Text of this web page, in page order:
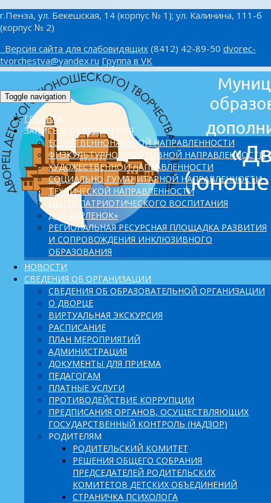
г.Пенза, ул. Бекешская, 14 (корпус № 1); ул. Калинина, 111-б
(корпус № 2)
Версия сайта для слабовидящих (8412) 42-89-50 dvorec-
tvorchestva@yandex.ru Группа в VK
Toggle navigation
ГЛАВНАЯ
ЗАПИСЬ В ОБЪЕДИНЕНИЯ
ЕСТЕСТВЕННОНАУЧНОЙ НАПРАВЛЕННОСТИ
ФИЗКУЛЬТУРНО-СПОРТИВНОЙ НАПРАВЛЕННОСТИ
ХУДОЖЕСТВЕННОЙ НАПРАВЛЕННОСТИ
СОЦИАЛЬНО-ГУМАНИТАРНОЙ НАПРАВЛЕННОСТИ
ТЕХНИЧЕСКОЙ НАПРАВЛЕННОСТИ
ЦЕНТР ПАТРИОТИЧЕСКОГО ВОСПИТАНИЯ
ДОЛ «ОРЛЕНОК»
PЕГИОНАЛЬНАЯ РЕСУРСНАЯ ПЛОЩАДКА РАЗВИТИЯ
И СОПРОВОЖДЕНИЯ ИНКЛЮЗИВНОГО
ОБРАЗОВАНИЯ
НОВОСТИ
СВЕДЕНИЯ ОБ ОРГАНИЗАЦИИ
СВЕДЕНИЯ ОБ ОБРАЗОВАТЕЛЬНОЙ ОРГАНИЗАЦИИ
О ДВОРЦЕ
ВИРТУАЛЬНАЯ ЭКСКУРСИЯ
РАСПИСАНИЕ
ПЛАН МЕРОПРИЯТИЙ
АДМИНИСТРАЦИЯ
ДОКУМЕНТЫ ДЛЯ ПРИЕМА
ПЕДАГОГАМ
ПЛАТНЫЕ УСЛУГИ
ПРОТИВОДЕЙСТВИЕ КОРРУПЦИИ
ПРЕДПИСАНИЯ ОРГАНОВ, ОСУЩЕСТВЛЯЮЩИХ
ГОСУДАРСТВЕННЫЙ КОНТРОЛЬ (НАДЗОР)
РОДИТЕЛЯМ
РОДИТЕЛЬСКИЙ КОМИТЕТ
РЕШЕНИЯ ОБЩЕГО СОБРАНИЯ
ПРЕДСЕДАТЕЛЕЙ РОДИТЕЛЬСКИХ
КОМИТЕТОВ ДЕТСКИХ ОБЪЕДИНЕНИЙ
СТРАНИЧКА ПСИХОЛОГА